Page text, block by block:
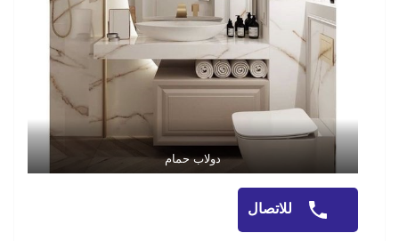
دولاب حمام
للاتصال